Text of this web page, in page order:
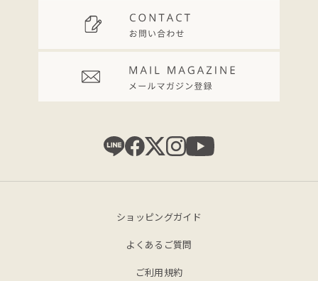
ショッピングガイド
よくあるご質問
ご利用規約